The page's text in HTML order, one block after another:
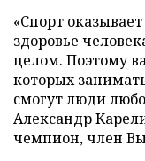
«Спорт
здоровье
целом. Поэтому
которых
смогут люди
Александр
чемпион, член